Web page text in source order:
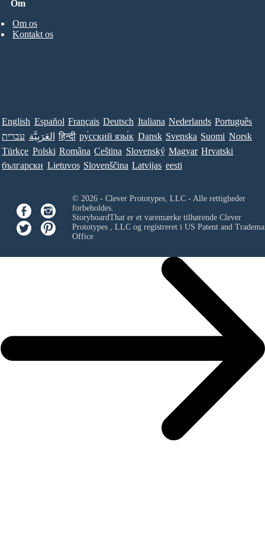
Om
Om os
Kontakt os
English Español Français Deutsch Italiana Nederlands Português
עברית العَرَبِيَّة हिन्दी ру́сский язы́к Dansk Svenska Suomi Norsk
Türkçe Polski Româna Ceština Slovenský Magyar Hrvatski
български Lietuvos Slovenščina Latvijas eesti
© 2026 - Clever Prototypes, LLC - Alle rettigheder
forbeholdes.
StoryboardThat er et varemærke tilhørende Clever
Prototypes , LLCog registreret i US Patent and
Office